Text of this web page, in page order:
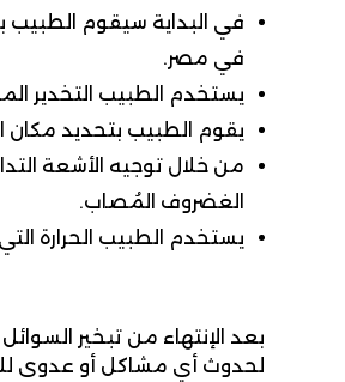
في البداية سيقوم الطبيب
في مصر.
يستخدم الطبيب التخدير
يقوم الطبيب بتحديد
من خلال توجيه الأشعة
الغضروف المُصاب.
يستخدم الطبيب الحرارة
بعد الإنتهاء من تبخير
لحدوث أي مشاكل أو عدوى